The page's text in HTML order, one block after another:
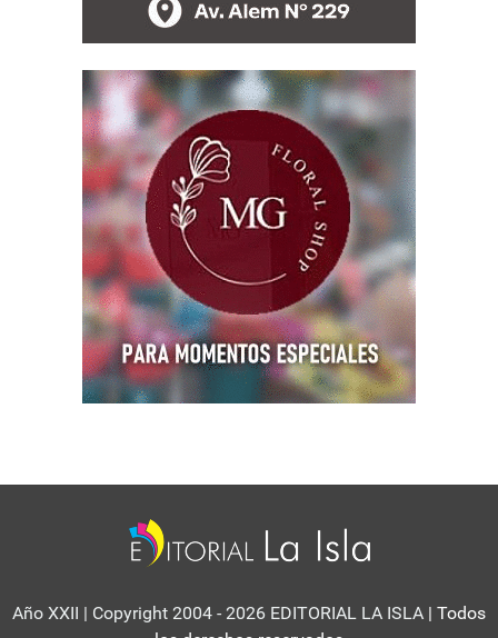
Año XXII | Copyright 2004 - 2026 EDITORIAL LA ISLA | Todos